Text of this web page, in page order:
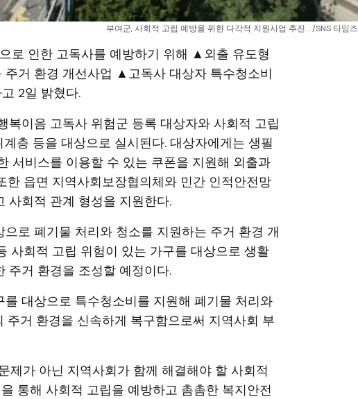
부여군, 사회적 고립 예방을 위한 다각적 지원사업 추진. . /SNS 타임즈
로 인한 고독사를 예방하기 위해 ▲외출 유도형
거 환경 개선사업 ▲고독사 대상자 특수청소비
2일 밝혔다.
복이음 고독사 위험군 등록 대상자와 사회적 고립
층 등을 대상으로 실시된다. 대상자에게는 생필
서비스를 이용할 수 있는 쿠폰을 지원해 외출과
한 읍면 지역사회보장협의체와 민간 인적안전망
사회적 관계 형성을 지원한다.
로 폐기물 처리와 청소를 지원하는 주거 환경 개
사회적 고립 위험이 있는 가구를 대상으로 생활
주거 환경을 조성할 예정이다.
대상으로 특수청소비를 지원해 폐기물 처리와
주거 환경을 신속하게 복구함으로써 지역사회 부
제가 아닌 지역사회가 함께 해결해야 할 사회적
통해 사회적 고립을 예방하고 촘촘한 복지안전